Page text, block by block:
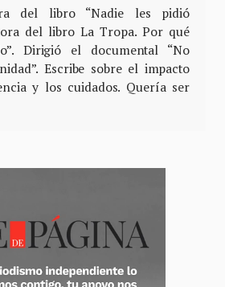
del libro “Nadie les pidió
del libro La Tropa. Por qué
Dirigió el documental “No
Escribe sobre el impacto
y los cuidados. Quería ser